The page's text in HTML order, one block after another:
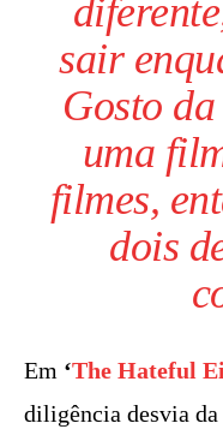
sair
Gosto
uma
filmes,
dois
Em ‘The Hateful
diligência desvia da